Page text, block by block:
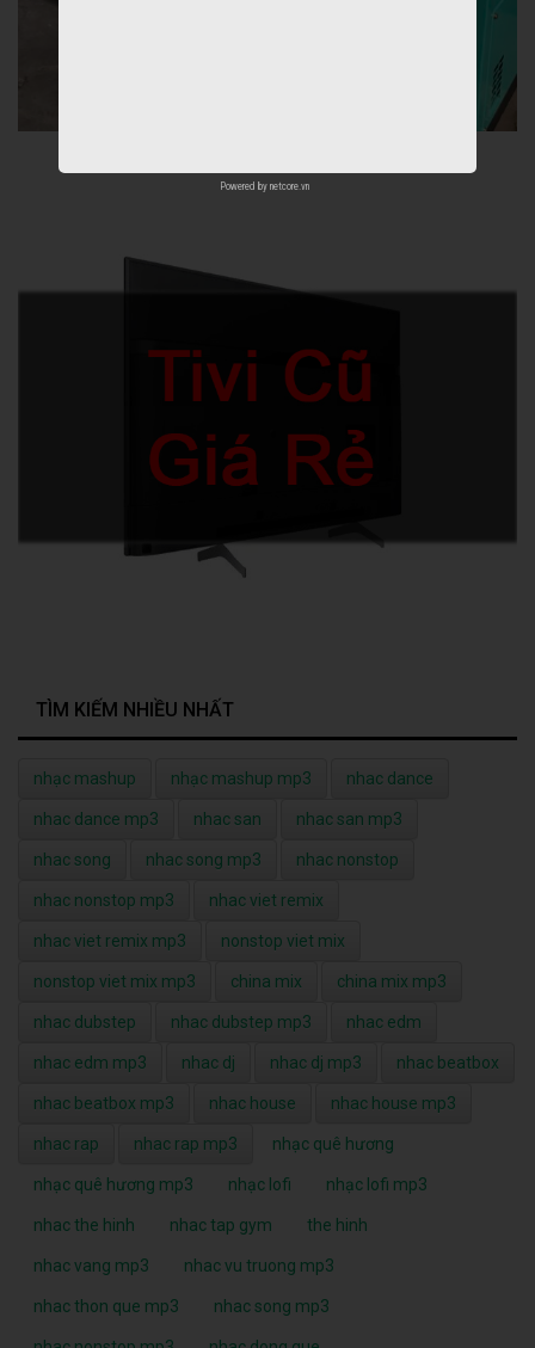
TÌM KIẾM NHIỀU NHẤT
nhạc mashup nhạc mashup mp3 nhac dance
nhac dance mp3 nhac san nhac san mp3
nhac song nhac song mp3 nhac nonstop
nhac nonstop mp3 nhac viet remix
nhac viet remix mp3 nonstop viet mix
nonstop viet mix mp3 china mix china mix mp3
nhac dubstep nhac dubstep mp3 nhac edm
nhac edm mp3 nhac dj nhac dj mp3 nhac beatbox
nhac beatbox mp3 nhac house nhac house mp3
nhac rap nhac rap mp3 nhạc quê hương
nhạc quê hương mp3 nhạc lofi nhạc lofi mp3
nhac the hinh nhac tap gym the hinh
nhac vang mp3 nhac vu truong mp3
nhac thon que mp3 nhac song mp3
Powered by netcore.vn